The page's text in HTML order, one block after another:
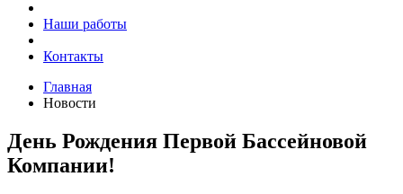
Наши работы
Контакты
Главная
Новости
День Рождения Первой Бассейновой
Компании!